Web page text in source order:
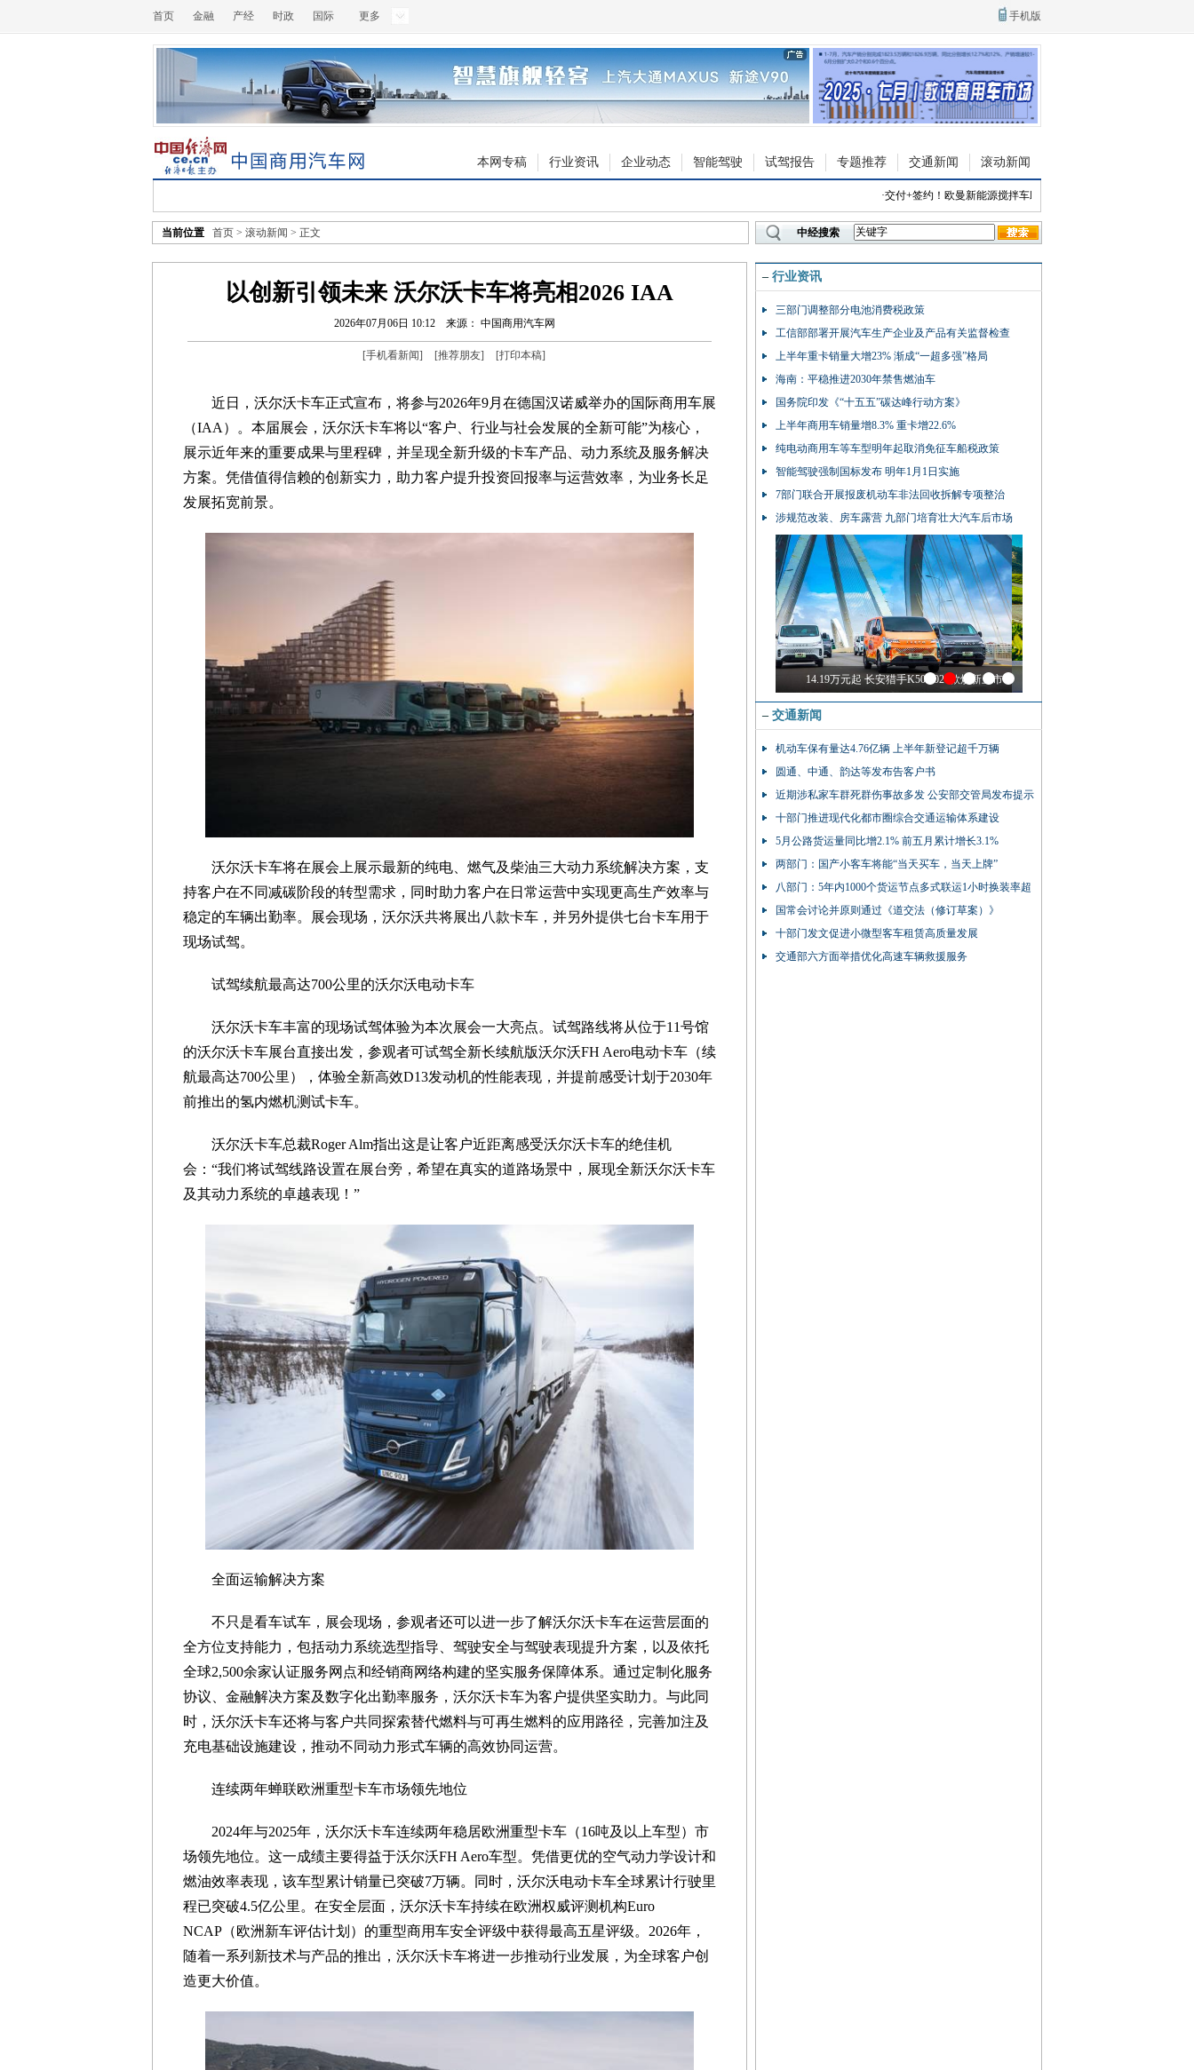
首页 金融 产经 时政 国际 更多 手机版
滚动新闻
交通新闻
专题推荐
试驾报告
智能驾驶
企业动态
行业资讯
本网专稿
交付+签约！欧曼新能源搅拌车助力川渝商砼绿色升级
当前位置 首页 > 滚动新闻 > 正文 中经搜索
以创新引领未来 沃尔沃卡车将亮相2026 IAA
2026年07月06日 10:12 来源： 中国商用汽车网
[手机看新闻] [推荐朋友] [打印本稿]
近日，沃尔沃卡车正式宣布，将参与2026年9月在德国汉诺威举办的国际商用车展
（IAA）。本届展会，沃尔沃卡车将以“客户、行业与社会发展的全新可能”为核心，
展示近年来的重要成果与里程碑，并呈现全新升级的卡车产品、动力系统及服务解决
方案。凭借值得信赖的创新实力，助力客户提升投资回报率与运营效率，为业务长足
发展拓宽前景。
沃尔沃卡车将在展会上展示最新的纯电、燃气及柴油三大动力系统解决方案，支
持客户在不同减碳阶段的转型需求，同时助力客户在日常运营中实现更高生产效率与
稳定的车辆出勤率。展会现场，沃尔沃共将展出八款卡车，并另外提供七台卡车用于
现场试驾。
试驾续航最高达700公里的沃尔沃电动卡车
沃尔沃卡车丰富的现场试驾体验为本次展会一大亮点。试驾路线将从位于11号馆
的沃尔沃卡车展台直接出发，参观者可试驾全新长续航版沃尔沃FH Aero电动卡车（续
航最高达700公里），体验全新高效D13发动机的性能表现，并提前感受计划于2030年
前推出的氢内燃机测试卡车。
沃尔沃卡车总裁Roger Alm指出这是让客户近距离感受沃尔沃卡车的绝佳机
会：“我们将试驾线路设置在展台旁，希望在真实的道路场景中，展现全新沃尔沃卡车
及其动力系统的卓越表现！”
全面运输解决方案
不只是看车试车，展会现场，参观者还可以进一步了解沃尔沃卡车在运营层面的
全方位支持能力，包括动力系统选型指导、驾驶安全与驾驶表现提升方案，以及依托
全球2,500余家认证服务网点和经销商网络构建的坚实服务保障体系。通过定制化服务
协议、金融解决方案及数字化出勤率服务，沃尔沃卡车为客户提供坚实助力。与此同
时，沃尔沃卡车还将与客户共同探索替代燃料与可再生燃料的应用路径，完善加注及
充电基础设施建设，推动不同动力形式车辆的高效协同运营。
连续两年蝉联欧洲重型卡车市场领先地位
2024年与2025年，沃尔沃卡车连续两年稳居欧洲重型卡车（16吨及以上车型）市
场领先地位。这一成绩主要得益于沃尔沃FH Aero车型。凭借更优的空气动力学设计和
燃油效率表现，该车型累计销量已突破7万辆。同时，沃尔沃电动卡车全球累计行驶里
程已突破4.5亿公里。在安全层面，沃尔沃卡车持续在欧洲权威评测机构Euro
NCAP（欧洲新车评估计划）的重型商用车安全评级中获得最高五星评级。2026年，
随着一系列新技术与产品的推出，沃尔沃卡车将进一步推动行业发展，为全球客户创
造更大价值。
– 行业资讯
三部门调整部分电池消费税政策
工信部部署开展汽车生产企业及产品有关监督检查
上半年重卡销量大增23% 渐成“一超多强”格局
海南：平稳推进2030年禁售燃油车
国务院印发《“十五五”碳达峰行动方案》
上半年商用车销量增8.3% 重卡增22.6%
纯电动商用车等车型明年起取消免征车船税政策
智能驾驶强制国标发布 明年1月1日实施
7部门联合开展报废机动车非法回收拆解专项整治
涉规范改装、房车露营 九部门培育壮大汽车后市场
14.19万元起 长安猎手K50 2026款焕新上市
– 交通新闻
机动车保有量达4.76亿辆 上半年新登记超千万辆
圆通、中通、韵达等发布告客户书
近期涉私家车群死群伤事故多发 公安部交管局发布提示
十部门推进现代化都市圈综合交通运输体系建设
5月公路货运量同比增2.1% 前五月累计增长3.1%
两部门：国产小客车将能“当天买车，当天上牌”
八部门：5年内1000个货运节点多式联运1小时换装率超
90%
国常会讨论并原则通过《道交法（修订草案）》
十部门发文促进小微型客车租赁高质量发展
交通部六方面举措优化高速车辆救援服务